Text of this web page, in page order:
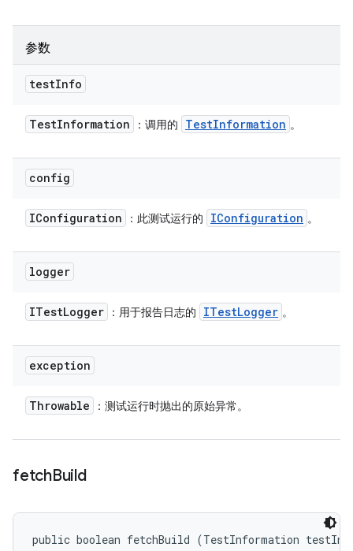
参数
testInfo
TestInformation ：调用的 TestInformation 。
config
IConfiguration ：此测试运行的 IConfiguration 。
logger
ITestLogger ：用于报告日志的 ITestLogger 。
exception
Throwable ：测试运行时抛出的原始异常。
fetchBuild
public boolean fetchBuild (TestInformation